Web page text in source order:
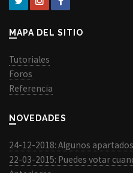
MAPA DEL SITIO
Tutoriales
Foros
Referencia
NOVEDADES
24-12-2018: Algunos
22-03-2015: Puedes votar